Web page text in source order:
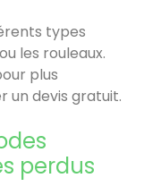
types
les rouleaux.
plus
un devis gratuit.
perdus